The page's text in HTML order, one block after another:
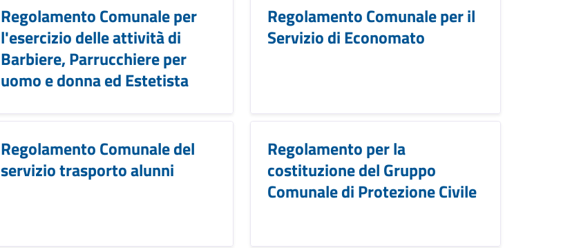
Regolamento Comunale per
l'esercizio delle attività di
Barbiere, Parrucchiere per
uomo e donna ed Estetista
Regolamento Comunale per il
Servizio di Economato
Regolamento Comunale del
servizio trasporto alunni
Regolamento per la
costituzione del Gruppo
Comunale di Protezione Civile